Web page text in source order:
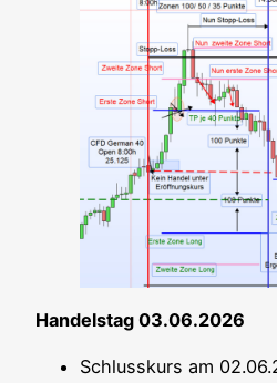
Han­dels­tag 03.06.2026
Schluss­kurs am